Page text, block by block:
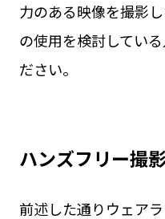
力のある映像を撮影
の使用を検討してい
ださい。
ハンズフリー撮
前述した通りウェア